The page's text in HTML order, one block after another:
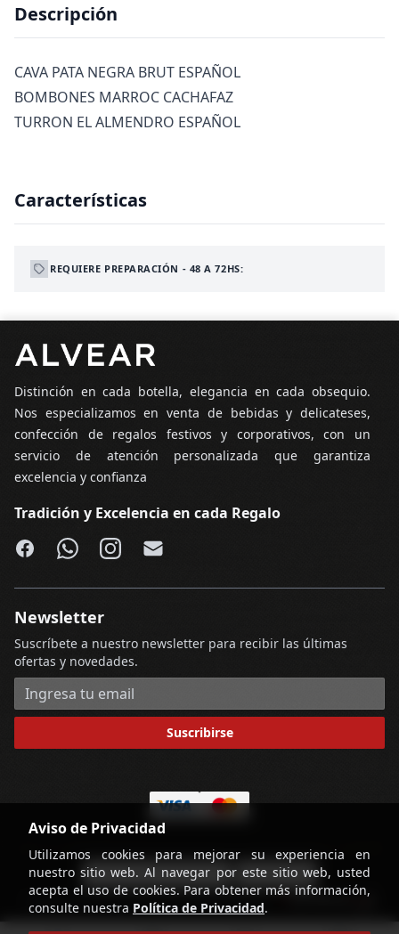
Descripción
CAVA PATA NEGRA BRUT ESPAÑOL
BOMBONES MARROC CACHAFAZ
TURRON EL ALMENDRO ESPAÑOL
Características
REQUIERE PREPARACIÓN - 48 A 72HS:
Aviso de Privacidad
Utilizamos cookies para mejorar su experiencia en
nuestro sitio web. Al navegar por este sitio web, usted
acepta el uso de cookies. Para obtener más información,
consulte nuestra Política de Privacidad.
Distinción en cada botella, elegancia en cada obsequio.
Nos especializamos en venta de bebidas y delicateses,
confección de regalos festivos y corporativos, con un
servicio de atención personalizada que garantiza
excelencia y confianza
Tradición y Excelencia en cada Regalo
Facebook
WhatsApp
Instagram
Email
Newsletter
Suscríbete a nuestro newsletter para recibir las últimas
ofertas y novedades.
Dirección de correo electrónico
Suscribirse
Términos y Condiciones - Contáctenos
Copyright © Licorería Alvear 2026 powered by